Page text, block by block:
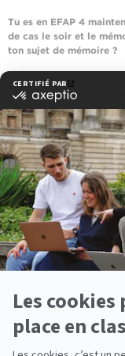
Tu es en EFAP 4
de cas le soir et le
ton sujet de mémoire ?
Mon mémoire de fin
les familles royales
espagnole. Ces
intéressée. Voici un
économique, sociétal et
arrivent-elles à rester
lorsque les fondements
(notamment espagnole)
unitaire et politique ?
Quels sont tes projets
Après l'EFAP, je
en Communication.
mes expériences
acquérir plus de
travail.
Marine ROUSSEL – EFAP